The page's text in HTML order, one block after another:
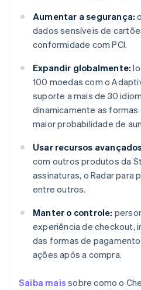
Aumentar a segurança:
dados sensíveis de
conformidade com PCI.
Expandir globalmente:
100 moedas com o
suporte a mais de 30
dinamicamente as
maior probabilidade de
Usar recursos
com outros produtos da
assinaturas, o Radar para
entre outros.
Manter o controle:
experiência de checkout,
das formas de
ações após a compra.
Saiba mais sobre como o